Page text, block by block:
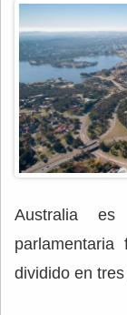
Australia es
dividido en